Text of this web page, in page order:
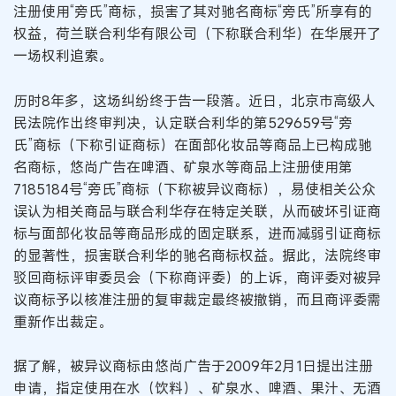
注册使用“旁氏”商标，损害了其对驰名商标“旁氏”所享有的
权益，荷兰联合利华有限公司（下称联合利华）在华展开了
一场权利追索。
历时8年多，这场纠纷终于告一段落。近日，北京市高级人
民法院作出终审判决，认定联合利华的第529659号“旁
氏”商标（下称引证商标）在面部化妆品等商品上已构成驰
名商标，悠尚广告在啤酒、矿泉水等商品上注册使用第
7185184号“旁氏”商标（下称被异议商标），易使相关公众
误认为相关商品与联合利华存在特定关联，从而破坏引证商
标与面部化妆品等商品形成的固定联系，进而减弱引证商标
的显著性，损害联合利华的驰名商标权益。据此，法院终审
驳回商标评审委员会（下称商评委）的上诉，商评委对被异
议商标予以核准注册的复审裁定最终被撤销，而且商评委需
重新作出裁定。
据了解，被异议商标由悠尚广告于2009年2月1日提出注册
申请，指定使用在水（饮料）、矿泉水、啤酒、果汁、无酒